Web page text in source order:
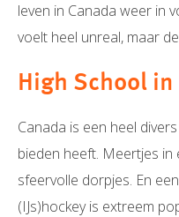
leven in Canada weer in
voelt heel unreal, maar
High School in
Canada is een heel
bieden heeft. Meertjes in
sfeervolle dorpjes. En
(IJs)hockey is extreem